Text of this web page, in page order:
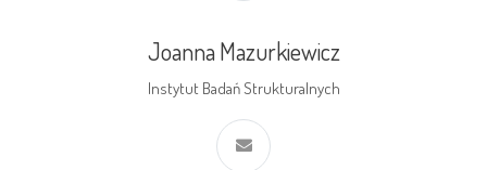
Joanna Mazurkiewicz
Instytut Badań Strukturalnych